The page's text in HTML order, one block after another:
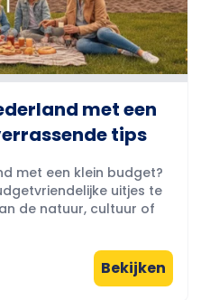
met een
tips
met een klein budget?
uitjes te
de natuur, cultuur of
Bekijken